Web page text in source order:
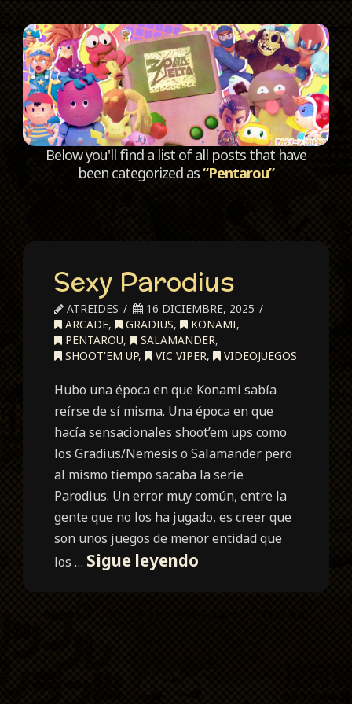
Below you'll find a list of all posts that have
been categorized as“Pentarou”
Sexy Parodius
ATREIDES
16 DICIEMBRE, 2025
ARCADE, GRADIUS, KONAMI,
PENTAROU, SALAMANDER,
SHOOT'EM UP, VIC VIPER, VIDEOJUEGOS
Hubo una época en que Konami sabía
reírse de sí misma. Una época en que
hacía sensacionales shoot’em ups como
los Gradius/Nemesis o Salamander pero
al mismo tiempo sacaba la serie
Parodius. Un error muy común, entre la
gente que no los ha jugado, es creer que
son unos juegos de menor entidad que
los … Sigue leyendo